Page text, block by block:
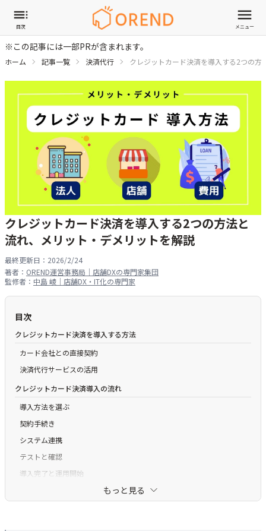
目次 メニュー
※この記事には一部PRが含まれます。
ホーム 記事一覧 決済代行 クレジットカード決済を導入する2つの
クレジットカード決済を導入する2つの方法と
流れ、メリット・デメリットを解説
最終更新日： 2026/2/24
著者： OREND運営事務局｜店舗DXの専門家集団
監修者： 中島 崚｜店舗DX・IT化の専門家
目次
クレジットカード決済を導入する方法
カード会社との直接契約
決済代行サービスの活用
クレジットカード決済導入の流れ
導入方法を選ぶ
契約手続き
システム連携
テストと確認
導入完了と運用開始
クレジットカード決済を導入するメリット
もっと見る